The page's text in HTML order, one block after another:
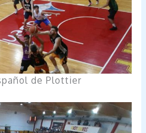
de Plottier